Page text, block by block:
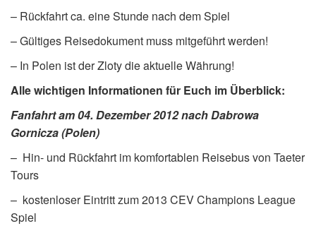
– Rückfahrt ca. eine Stunde nach dem Spiel
– Gültiges Reisedokument muss mitgeführt werden!
– In Polen ist der Zloty die aktuelle Währung!
Alle wichtigen Informationen für Euch im Überblick:
Fanfahrt am 04. Dezember 2012 nach Dabrowa
Gornicza (Polen)
– Hin- und Rückfahrt im komfortablen Reisebus von Taeter
Tours
– kostenloser Eintritt zum 2013 CEV Champions League
Spiel